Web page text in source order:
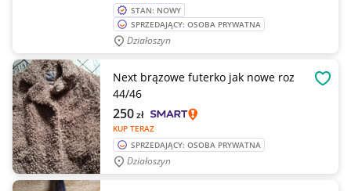
STAN: NOWY
SPRZEDAJĄCY: OSOBA PRYWATNA
Działoszyn
Next brązowe futerko jak nowe roz
44/46
KUP TERAZ
250zł
SPRZEDAJĄCY: OSOBA PRYWATNA
Działoszyn